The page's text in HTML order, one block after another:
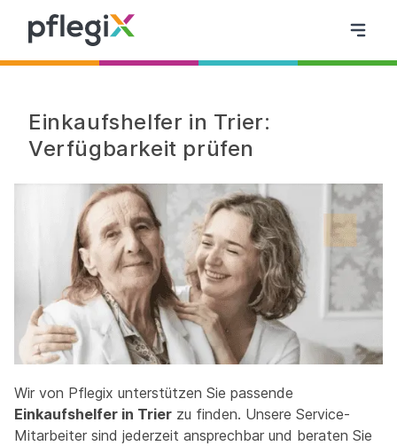
Einkaufshelfer in Trier:
Verfügbarkeit prüfen
Wir von Pflegix unterstützen Sie passende
Einkaufshelfer in Trier zu finden. Unsere Service-
Mitarbeiter sind jederzeit ansprechbar und beraten Sie